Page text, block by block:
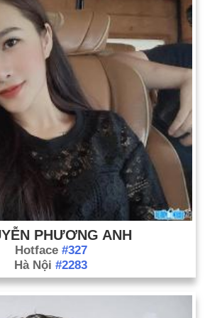
Các cáo buộc chống lại Daniel Ellsberg
vụ kiện Lầu Năm Góc đã bị bác bỏ.
Nghệ sĩ biểu diễn Reggae Bob Marley
ở Miami năm 36 tuổi.
Siêu máy tính của IBM, Deep Blue đã
nhà đương kim vô địch thế giới,
vua sáu ván (2 hòa xanh, 1 hòa
Ấn Độ nổ ra các vụ nổ nguyên tử.
91% cử tri Litva đã chọn tham gia Liên
thuộc Liên Xô cũ đầu tiên làm như
PHƯƠNG ANH
Hotface #327
Hà Nội #2283